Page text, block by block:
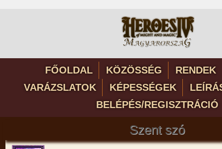
FŐOLDAL KÖZÖSSÉG
RENDEK
VARÁZSLATOK
KÉPESSÉGEK
BELÉPÉS/REGISZTRÁCIÓ
Szent szó